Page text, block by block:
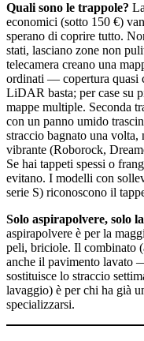
Quali sono le trappole?
economici (sotto 150 €)
sperano di coprire tutto.
stati, lasciano zone non
telecamera creano una
ordinati — copertura quasi
LiDAR basta; per case su
mappe multiple. Seconda
con un panno umido
straccio bagnato una
vibrante (Roborock,
Se hai tappeti spessi o
evitano. I modelli con
serie S) riconoscono il
Solo aspirapolvere, solo
aspirapolvere è per la
peli, briciole. Il combinato
anche il pavimento lavato
sostituisce lo straccio
lavaggio) è per chi ha già
specializzarsi.